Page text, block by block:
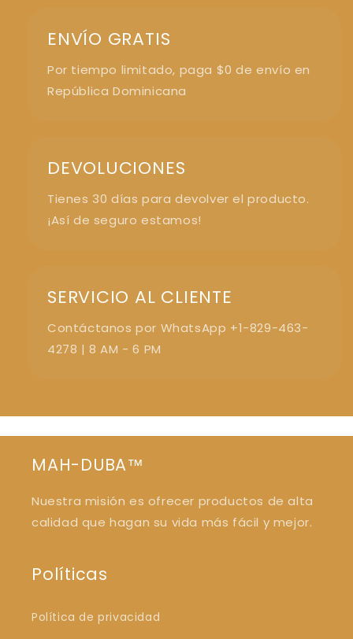
ENVÍO GRATIS
Por tiempo limitado, paga $0 de envío en
República Dominicana
DEVOLUCIONES
Tienes 30 días para devolver el producto.
¡Así de seguro estamos!
SERVICIO AL CLIENTE
Contáctanos por WhatsApp +1-829-463-
4278 | 8 AM - 6 PM
MAH-DUBA™
Nuestra misión es ofrecer productos de alta
calidad que hagan su vida más fácil y mejor.
Políticas
Política de privacidad